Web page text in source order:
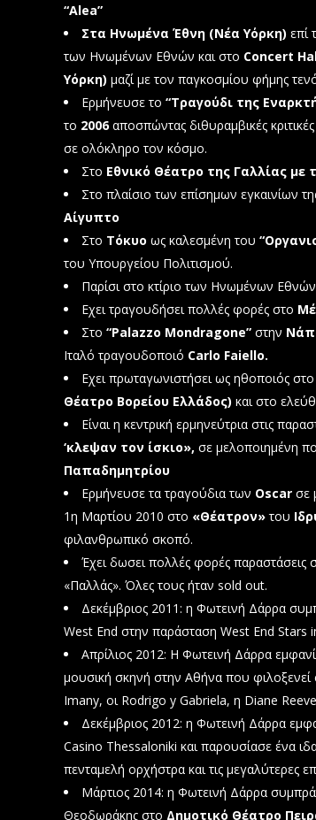
“Alea”
Στα Ηνωμένα Έθνη (Νέα Υόρκη) επί
των Ηνωμένων Εθνών και στο Concert
Υόρκη) μαζί με τον παγκοσμίου φήμης
Ερμήνευσε το “Τραγούδι της
το 2006αποσπώντας διθυραμβικές
σε ολόκληρο τον κόσμο.
Στο Εθνικό Θέατρο της Γαλλίας
Στο πλαίσιο των επίσημων εγκαινίων
Αίγυπτο
Στο Τόκυο ως καλεσμένη του
του Υπουργείου Πολιτισμού.
Παρίσι στο κτίριο των Ηνωμένων Εθνών
Εχει τραγουδήσει πολλές φορές στο
Στο “Palazzo Mondragone” στην
Ιταλό τραγουδοποιό Carlo Faiello.
Εχει πρωταγωνιστήσει ως ηθοποιός στο
Θέατρο Βορείου Ελλάδος) και στο
Είναι η κεντρική ερμηνεύτρια στις
‘κλεψαν τον ίσκιο», σε μελοποιημένη
Παπαδημητρίου
Ερμήνευσε τα τραγούδια των Oscar σε
1η Μαρτίου 2010 στο «Θέατρον»του
φιλανθρωπικό σκοπό.
Έχει δωσει πολλές φορές
«Παλλάς». Όλες τους ήταν sold out.
Δεκέμβριος 2011: η Φωτεινή Δάρρα
West End στην παράσταση West End Stars
Απρίλιος 2012: Η Φωτεινή Δάρρα
μουσική σκηνή στην Αθήνα που φιλοξενεί
Imany, οι Rodrigo y Gabriela, η Diane
Δεκέμβριος 2012: η Φωτεινή Δάρρα
Casino Thessaloniki και παρουσίασε ένα
πενταμελή ορχήστρα και τις μεγαλύτερες
Μάρτιος 2014: η Φωτεινή Δάρρα
Θεοδωράκης στο Δημοτικό Θέατρο